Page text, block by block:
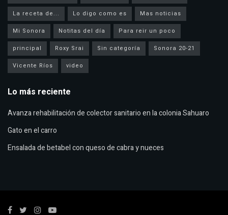
La receta de...
Lo digo como es
Mas noticias
Mi Sonora
Notitas del día
Para reir un poco
principal
Roxy Srai Sin categoría
Sonora 20-21
Vicente Ríos
video
Lo más reciente
Avanza rehabilitación de colector sanitario en la colonia Sahuaro
Gato en el carro
Ensalada de betabel con queso de cabra y nueces